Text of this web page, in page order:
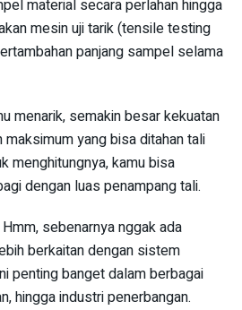
material secara perlahan hingga
mesin uji tarik (tensile testing
panjang sampel selama
menarik, semakin besar kekuatan
yang bisa ditahan tali
menghitungnya, kamu bisa
dengan luas penampang tali.
sebenarnya nggak ada
berkaitan dengan sistem
penting banget dalam berbagai
hingga industri penerbangan.